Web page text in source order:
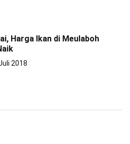
Harga Ikan di Meulaboh
2018